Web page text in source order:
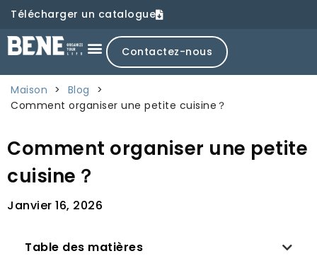
Télécharger un catalogue
Contactez-nous
Maison > Blog
>
Comment organiser une petite cuisine？
Comment organiser une petite
cuisine？
Janvier 16, 2026
Table des matières